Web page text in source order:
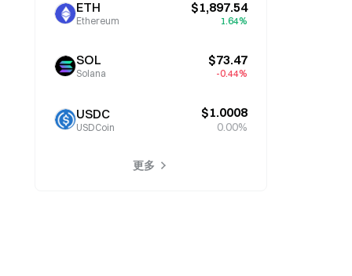
ETH
Ethereum
$1,897.54
1.64%
SOL
Solana
$73.47
-0.44%
USDC
USDCoin
$1.0008
0.00%
更多